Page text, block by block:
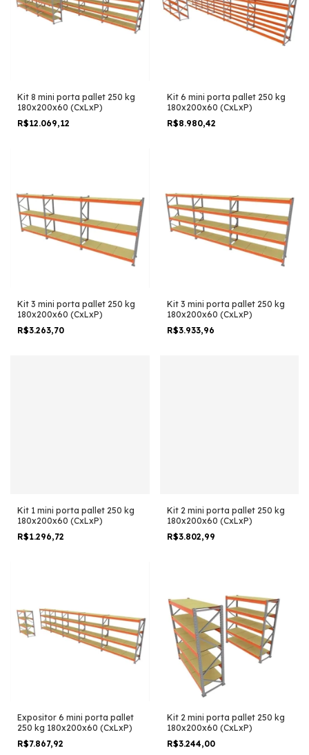
Kit 8 mini porta pallet 250 kg
180x200x60 (CxLxP)
R$12.069,12
Kit 6 mini porta pallet 250 kg
180x200x60 (CxLxP)
R$8.980,42
Kit 3 mini porta pallet 250 kg
180x200x60 (CxLxP)
R$3.263,70
Kit 3 mini porta pallet 250 kg
180x200x60 (CxLxP)
R$3.933,96
Kit 1 mini porta pallet 250 kg
180x200x60 (CxLxP)
R$1.296,72
Kit 2 mini porta pallet 250 kg
180x200x60 (CxLxP)
R$3.802,99
Expositor 6 mini porta pallet
250 kg 180x200x60 (CxLxP)
R$7.867,92
Kit 2 mini porta pallet 250 kg
180x200x60 (CxLxP)
R$3.244,00